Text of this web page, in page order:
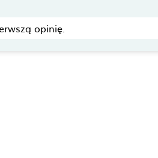
opinię.